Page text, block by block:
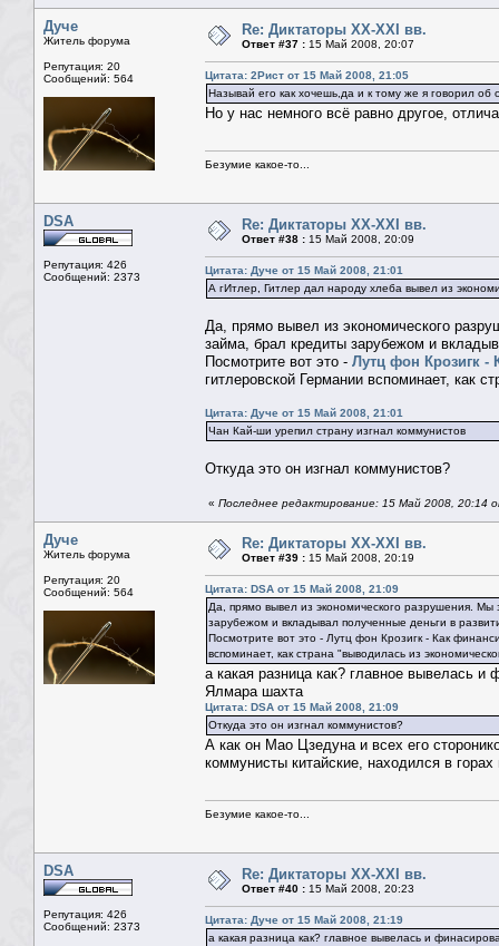
Дуче
Житель форума
Репутация: 20
Сообщений: 564
Re: Диктаторы XX-XXI вв.
Ответ #37 : 15 Май 2008, 20:07
Цитата: 2Рист от 15 Май 2008, 21:05
Называй его как хочешь,да и к тому же я говорил
Но у нас немного всё равно другое,
Безумие какое-то...
DSA
Репутация: 426
Сообщений: 2373
Re: Диктаторы XX-XXI вв.
Ответ #38 : 15 Май 2008, 20:09
Цитата: Дуче от 15 Май 2008, 21:01
А гИтлер, Гитлер дал народу хлеба вывел из
Да, прямо вывел из экономического
займа, брал кредиты зарубежом и
Посмотрите вот это - Лутц фон Крозигк -
гитлеровской Германии вспоминает, как
Цитата: Дуче от 15 Май 2008, 21:01
Чан Кай-ши урепил страну изгнал коммунистов
Откуда это он изгнал коммунистов?
« Последнее редактирование: 15 Май 2008, 20:14
Дуче
Житель форума
Репутация: 20
Сообщений: 564
Re: Диктаторы XX-XXI вв.
Ответ #39 : 15 Май 2008, 20:19
Цитата: DSA от 15 Май 2008, 21:09
Да, прямо вывел из экономического разрушения. Мы
зарубежом и вкладывал полученные деньги в
Посмотрите вот это - Лутц фон Крозигк - Как
вспоминает, как страна "выводилась из
а какая разница как? главное вывелась
Ялмара шахта
Цитата: DSA от 15 Май 2008, 21:09
Откуда это он изгнал коммунистов?
А как он Мао Цзедуна и всех его
коммунисты китайские, находился в
Безумие какое-то...
DSA
Репутация: 426
Сообщений: 2373
Re: Диктаторы XX-XXI вв.
Ответ #40 : 15 Май 2008, 20:23
Цитата: Дуче от 15 Май 2008, 21:19
а какая разница как? главное вывелась и